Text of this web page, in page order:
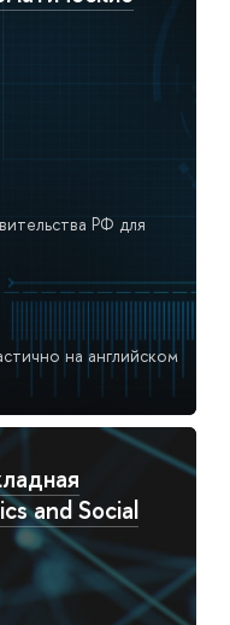
РФ для
на английском
and Social